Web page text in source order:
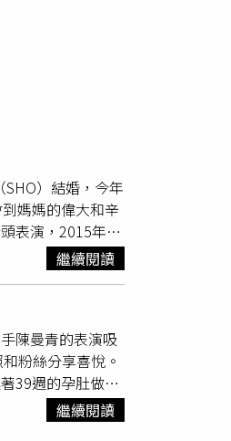
）結婚，今年
媽媽的偉大和辛
表演，2015年因
散文書，還拿下
）羅小白在2020
事便是落髮和復
寶的手中，全
很酷的，只有媽
在大約3個禮拜
連走路都會痛，
肉墊，姿勢沒有
，這樣才能一直
繼續閱讀
陳曼青的表演吸
粉絲分享喜悅。
39週的孕肚做完
快點出來好不
起努力了15個小
繼續閱讀